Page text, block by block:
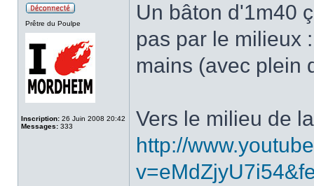
Prêtre du Poulpe
Inscription: 26 Juin 2008 20:42
Messages: 333
Un bâton d'1m40
pas par le milieux
mains (avec plein
Vers le milieu de
http://